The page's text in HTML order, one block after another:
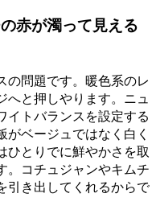
赤が濁って見える
の問題です。暖色系のレ
へと押しやります。ニュ
イトバランスを設定する
ベージュではなく白く
とりでに鮮やかさを取
。コチュジャンやキムチ
引き出してくれるからで